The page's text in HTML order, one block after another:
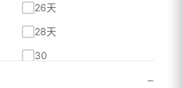
128kbps
26天
28天
30
−